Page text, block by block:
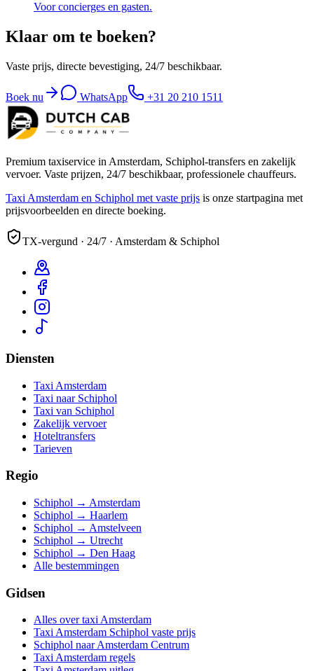
Voor concierges en gasten.
Klaar om te boeken?
Vaste prijs, directe bevestiging, 24/7 beschikbaar.
Boek nu WhatsApp +31 20 210 1511
Premium taxiservice in Amsterdam, Schiphol-transfers en zakelijk
vervoer. Vaste prijzen, 24/7 beschikbaar, professionele chauffeurs.
Taxi Amsterdam en Schiphol met vaste prijs is onze startpagina met
prijsvoorbeelden en directe boeking.
TX-vergund · 24/7 · Amsterdam & Schiphol
Diensten
Taxi Amsterdam
Taxi naar Schiphol
Taxi van Schiphol
Zakelijk vervoer
Hoteltransfers
Tarieven
Regio
Schiphol → Amsterdam
Schiphol → Haarlem
Schiphol → Amstelveen
Schiphol → Utrecht
Schiphol → Den Haag
Alle bestemmingen
Gidsen
Alles over taxi Amsterdam
Taxi Amsterdam Schiphol vaste prijs
Schiphol naar Amsterdam Centrum
Taxi Amsterdam regels